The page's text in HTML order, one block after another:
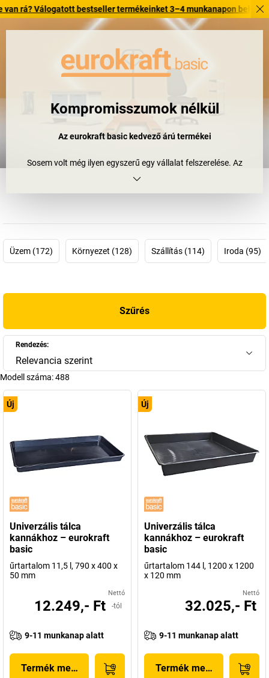
bestseller termékeinket 3–4 munkanapon belül kiszállítjuk.
Kompromisszumok nélkül
Az eurokraft basic kedvező árú termékei
Sosem volt még ilyen egyszerű egy vállalat felszerelése. Az
eurokraft basic olyan standard termékeket kínál, amelyek minőség
Get. Work. Done.
Üzem (172) Környezet (128) Szállítás (114) Iroda (95)
Szűrés
Rendezés:
Relevancia szerint
Modell száma:488
Új
Univerzális tálca
kannákhoz – eurokraft
basic
űrtartalom 11,5 l, 790 x 400 x
50 mm
Nettó
12.249,- Ft -tól
9-11 munkanap alatt
Termék megjelenítése
Új
Univerzális tálca
kannákhoz – eurokraft
basic
űrtartalom 144 l, 1200 x 1200
x 120 mm
Nettó
32.025,- Ft
9-11 munkanap alatt
Termék megjelenítése